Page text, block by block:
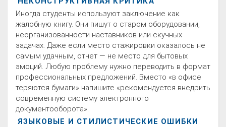
Иногда студенты используют заключение как
жалобную книгу. Они пишут о старом оборудовании,
неорганизованности наставников или скучных
задачах. Даже если место стажировки оказалось не
самым удачным, отчет — не место для бытовых
эмоций. Любую проблему нужно переводить в формат
профессиональных предложений. Вместо «в офисе
теряются бумаги» напишите «рекомендуется внедрить
современную систему электронного
документооборота».
ЯЗЫКОВЫЕ И СТИЛИСТИЧЕСКИЕ ОШИБКИ